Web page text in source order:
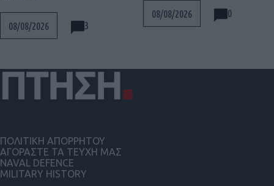
08/08/2026 3
08/08/2026 0
ΠΟΛΙΤΙΚΗ ΑΠΟΡΡΗΤΟΥ
ΑΓΟΡΑΣΤΕ ΤΑ ΤΕΥΧΗ ΜΑΣ
NAVAL DEFENCE
MILITARY HISTORY